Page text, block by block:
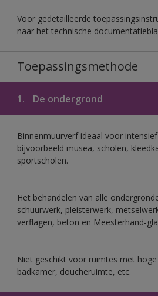
Voor gedetailleerde
naar het technische
Toepassingsmethode
1. De ondergrond
Binnenmuurverf ideaal voor
bijvoorbeeld musea, scholen,
sportscholen.
Het behandelen van alle
schuurwerk, pleisterwerk,
verflagen, beton en Meesterhand-
Niet geschikt voor ruimtes met
badkamer, doucheruimte, etc.